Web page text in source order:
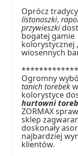
Oprócz
listonoszki,
przywieszki
bogatej gamie
kolorystycznej
wiosennych
Ogromny
tanich torebek
kolorystyce
hurtowni
ZORMAX
sklep
doskonały
najbardziej
klientów.